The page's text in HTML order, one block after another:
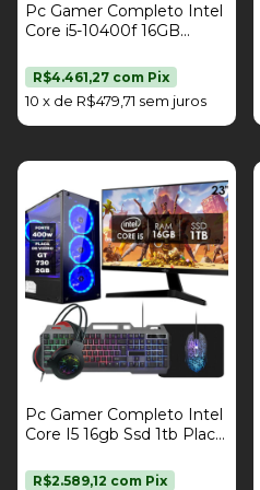
Pc Gamer Completo Intel
Core i5-10400f 16GB
RX 580 8GB Fonte 400w
Monitor 19" Kit Gamer
Strong Tech
10 x de R$479,71 sem juros
R$4.461,27 com Pix
Pc Gamer Completo Intel
Core I5 16gb Ssd 1tb Placa
Gamer Monitor 23" Fonte
R$2.589,12 com Pix